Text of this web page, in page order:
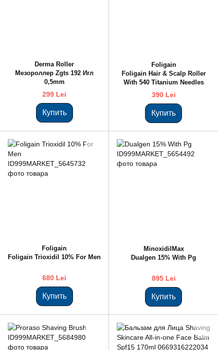
Derma Roller
Мезороллер Zgts 192 Игл
0,5mm
299 Lei
Купить
Foligain
Fоligain Hair & Scalp Roller
With 540 Titanium Needles
390 Lei
Купить
Foligain
Foligain Trioxidil 10% For Men
680 Lei
Купить
MinoxidilMax
Dualgen 15% With Pg
895 Lei
Купить